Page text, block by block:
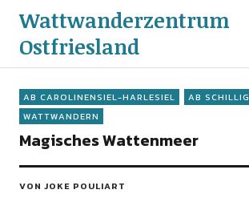
Wattwanderzentrum
Ostfriesland
AB CAROLINENSIEL-HARLESIEL
AB SCHILLIG
WATTWANDERN
Magisches Wattenmeer
VON JOKE POULIART